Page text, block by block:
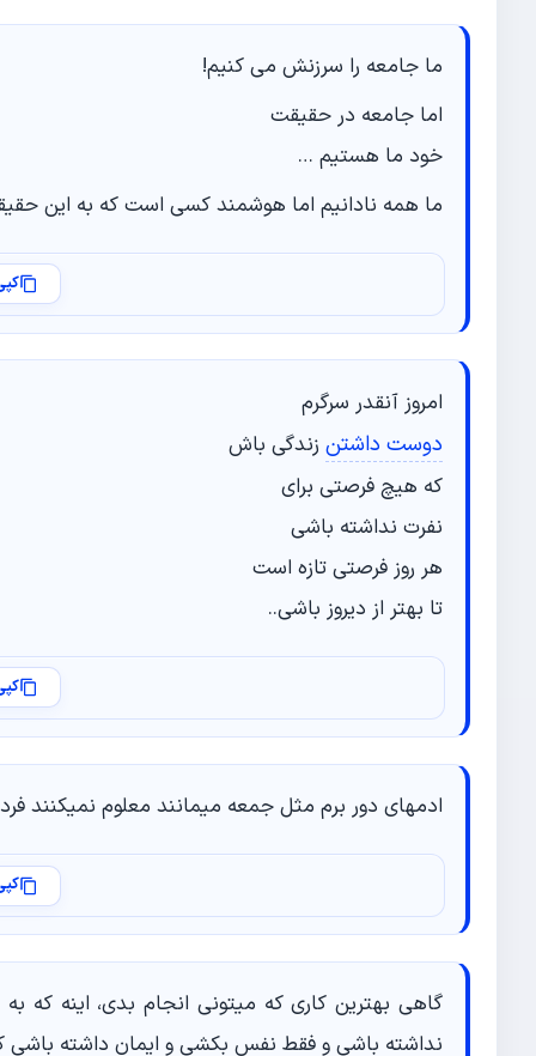
ما جامعه را سرزنش می کنیم!
اما جامعه در حقیقت
خود ما هستیم …
ما همه نادانیم اما هوشمند کسی است که به این
امروز آنقدر سرگرم
دوست داشتن زندگی باش
که هیچ فرصتی برای
نفرت نداشته باشی
هر روز فرصتی تازه است
تا بهتر از دیروز باشی..
ادمهای دور برم مثل جمعه میمانند معلوم نمیکنند
گاهی بهترین کاری که میتونی انجام بدی، اینه
نداشته باشی و فقط نفس بکشی و ایمان داشته